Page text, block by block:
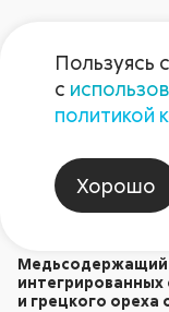
Медьсодержащий
и грецкого ореха
Пользуясь
с
политикой
Хорошо